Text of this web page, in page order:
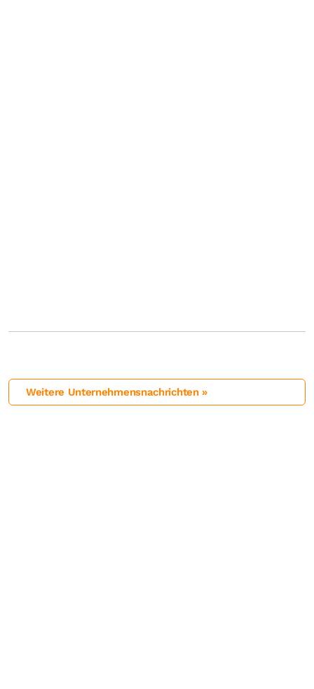
Weitere Unternehmensnachrichten »